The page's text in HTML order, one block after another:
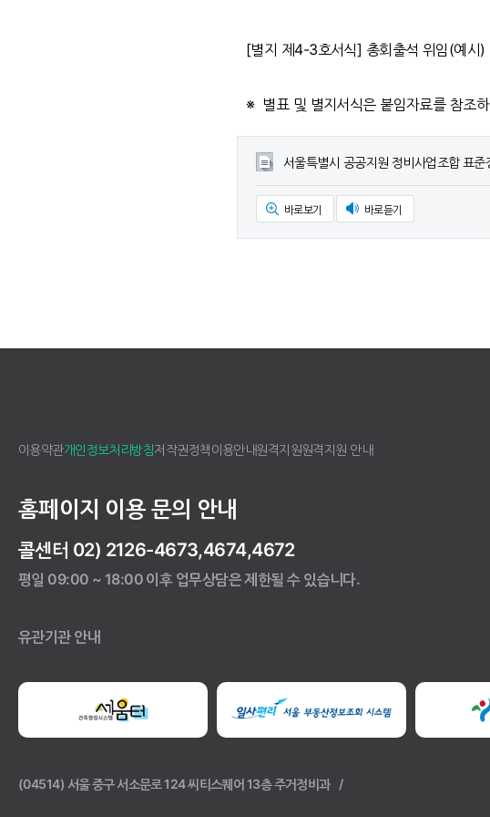
[별지 제4-3호서식] 총회출석 위임(예시)
※ 별표 및 별지서식은 붙임자료를 참조
서울특별시 공공지원 정비사업조합 표
바로보기 바로듣기
이용약관개인정보처리방침저작권정책이용안내원격지원원격지원 안내
홈페이지 이용 문의 안내
콜센터 02) 2126-4673,4674,4672
평일 09:00 ~ 18:00 이후 업무상담은 제한될 수 있습니다.
유관기관 안내
(04514) 서울 중구 서소문로 124 씨티스퀘어 13층 주거정비과